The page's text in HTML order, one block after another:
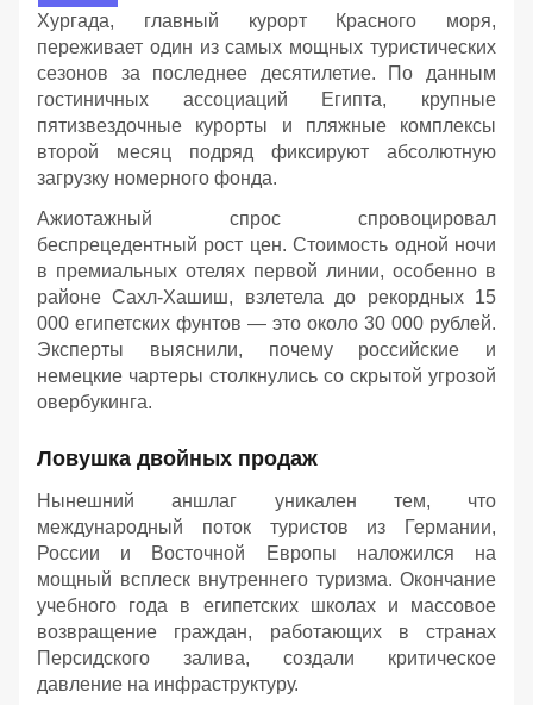
Хургада, главный курорт Красного моря,
переживает один из самых мощных туристических
сезонов за последнее десятилетие. По данным
гостиничных ассоциаций Египта, крупные
пятизвездочные курорты и пляжные комплексы
второй месяц подряд фиксируют абсолютную
загрузку номерного фонда.
Ажиотажный спрос спровоцировал
беспрецедентный рост цен. Стоимость одной ночи
в премиальных отелях первой линии, особенно в
районе Сахл-Хашиш, взлетела до рекордных 15
000 египетских фунтов — это около 30 000 рублей.
Эксперты выяснили, почему российские и
немецкие чартеры столкнулись со скрытой угрозой
овербукинга.
Ловушка двойных продаж
Нынешний аншлаг уникален тем, что
международный поток туристов из Германии,
России и Восточной Европы наложился на
мощный всплеск внутреннего туризма. Окончание
учебного года в египетских школах и массовое
возвращение граждан, работающих в странах
Персидского залива, создали критическое
давление на инфраструктуру.